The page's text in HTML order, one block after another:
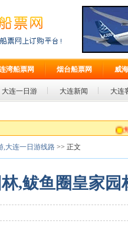
湾船票网 烟台船票网 威
大连一日游 大连新闻 大连
免费预订,
,大连一日游线路 >> 正文
,鲅鱼圈皇家园